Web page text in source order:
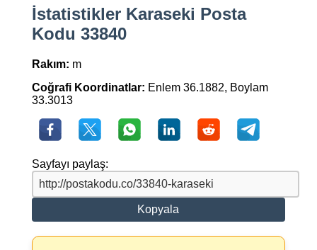
İstatistikler Karaseki Posta
Kodu 33840
Rakım: m
Coğrafi Koordinatlar: Enlem 36.1882, Boylam
33.3013
Sayfayı paylaş:
Kopyala